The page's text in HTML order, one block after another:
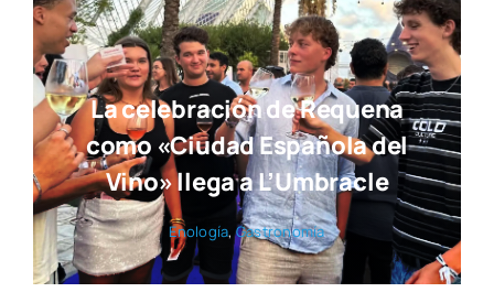
La celebración de Requena
como «Ciudad Española del
Vino» llega a L’Umbracle
Eno­lo­gía,Gas­tro­no­mía